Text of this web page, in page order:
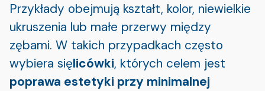
Przykłady obejmują kształt, kolor, niewielkie
ukruszenia lub małe przerwy między
zębami. W takich przypadkach często
wybiera sięlicówki, których celem jest
poprawa estetyki przy minimalnej